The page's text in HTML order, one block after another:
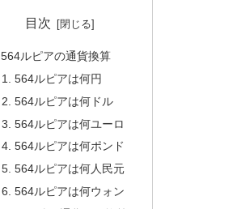
目次
564ルピアの通貨換算
564ルピアは何円
564ルピアは何ドル
564ルピアは何ユーロ
564ルピアは何ポンド
564ルピアは何人民元
564ルピアは何ウォン